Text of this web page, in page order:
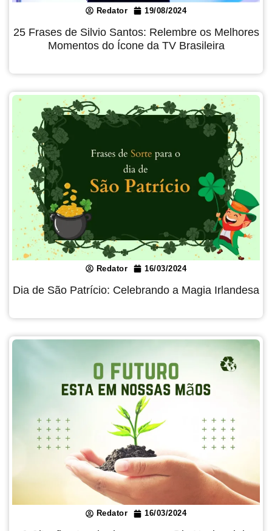
Redator 19/08/2024
25 Frases de Silvio Santos: Relembre os Melhores
Momentos do Ícone da TV Brasileira
Redator 16/03/2024
Dia de São Patrício: Celebrando a Magia Irlandesa
Redator 16/03/2024